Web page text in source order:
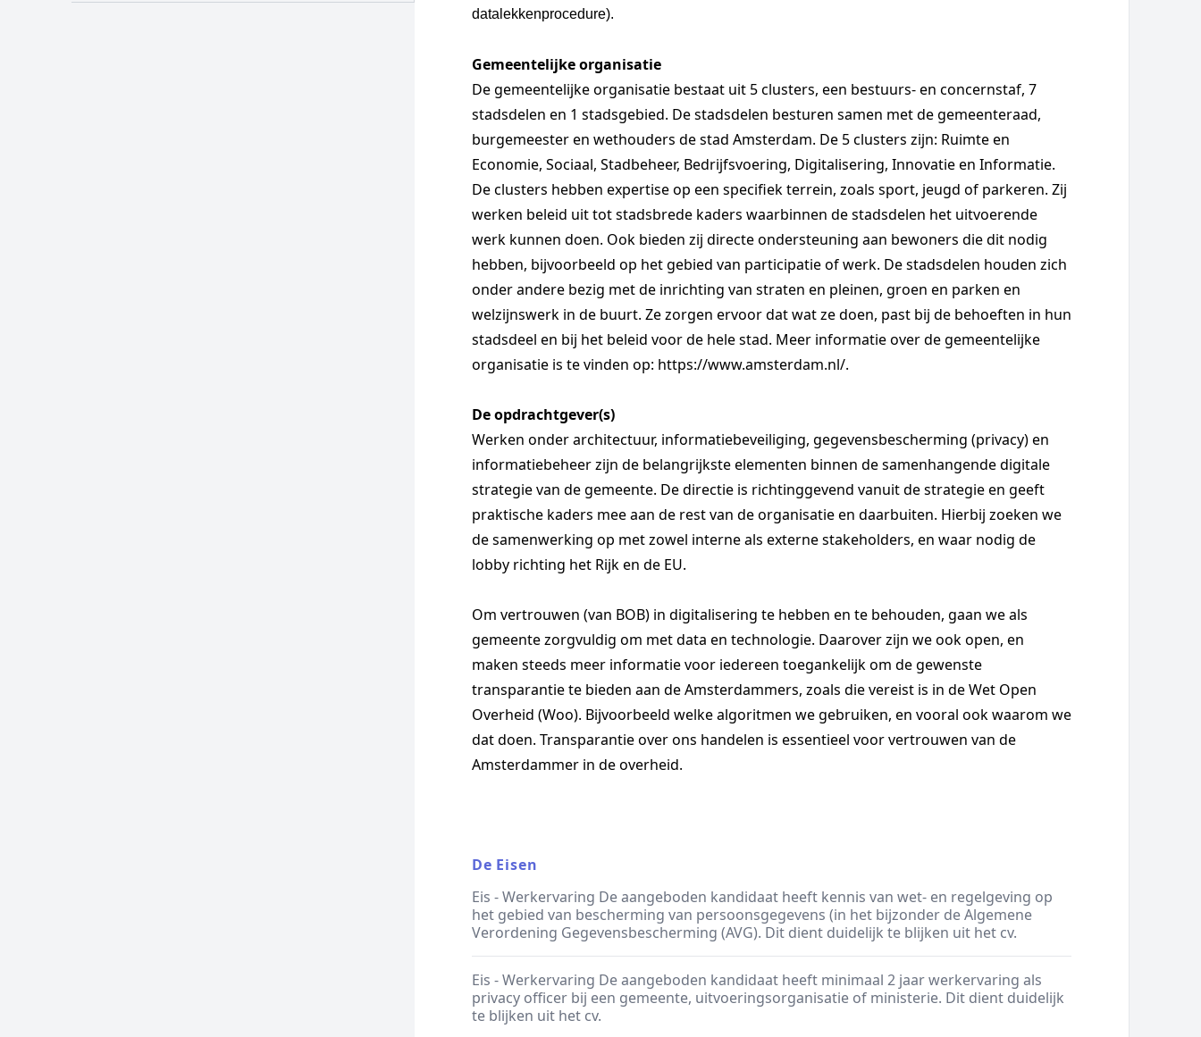
datalekkenprocedure).
Gemeentelijke organisatie
De gemeentelijke organisatie bestaat uit 5 clusters, een bestuurs- en concernstaf, 7
stadsdelen en 1 stadsgebied. De stadsdelen besturen samen met de gemeenteraad,
burgemeester en wethouders de stad Amsterdam. De 5 clusters zijn: Ruimte en
Economie, Sociaal, Stadbeheer, Bedrijfsvoering, Digitalisering, Innovatie en Informatie.
De clusters hebben expertise op een specifiek terrein, zoals sport, jeugd of parkeren. Zij
werken beleid uit tot stadsbrede kaders waarbinnen de stadsdelen het uitvoerende
werk kunnen doen. Ook bieden zij directe ondersteuning aan bewoners die dit nodig
hebben, bijvoorbeeld op het gebied van participatie of werk. De stadsdelen houden zich
onder andere bezig met de inrichting van straten en pleinen, groen en parken en
welzijnswerk in de buurt. Ze zorgen ervoor dat wat ze doen, past bij de behoeften in hun
stadsdeel en bij het beleid voor de hele stad. Meer informatie over de gemeentelijke
organisatie is te vinden op: https://www.amsterdam.nl/.
De opdrachtgever(s)
Werken onder architectuur, informatiebeveiliging, gegevensbescherming (privacy) en
informatiebeheer zijn de belangrijkste elementen binnen de samenhangende digitale
strategie van de gemeente. De directie is richtinggevend vanuit de strategie en geeft
praktische kaders mee aan de rest van de organisatie en daarbuiten. Hierbij zoeken we
de samenwerking op met zowel interne als externe stakeholders, en waar nodig de
lobby richting het Rijk en de EU.
Om vertrouwen (van BOB) in digitalisering te hebben en te behouden, gaan we als
gemeente zorgvuldig om met data en technologie. Daarover zijn we ook open, en
maken steeds meer informatie voor iedereen toegankelijk om de gewenste
transparantie te bieden aan de Amsterdammers, zoals die vereist is in de Wet Open
Overheid (Woo). Bijvoorbeeld welke algoritmen we gebruiken, en vooral ook waarom we
dat doen. Transparantie over ons handelen is essentieel voor vertrouwen van de
Amsterdammer in de overheid.
De Eisen
Eis - Werkervaring De aangeboden kandidaat heeft kennis van wet- en regelgeving op
het gebied van bescherming van persoonsgegevens (in het bijzonder de Algemene
Verordening Gegevensbescherming (AVG). Dit dient duidelijk te blijken uit het cv.
Eis - Werkervaring De aangeboden kandidaat heeft minimaal 2 jaar werkervaring als
privacy officer bij een gemeente, uitvoeringsorganisatie of ministerie. Dit dient duidelijk
te blijken uit het cv.